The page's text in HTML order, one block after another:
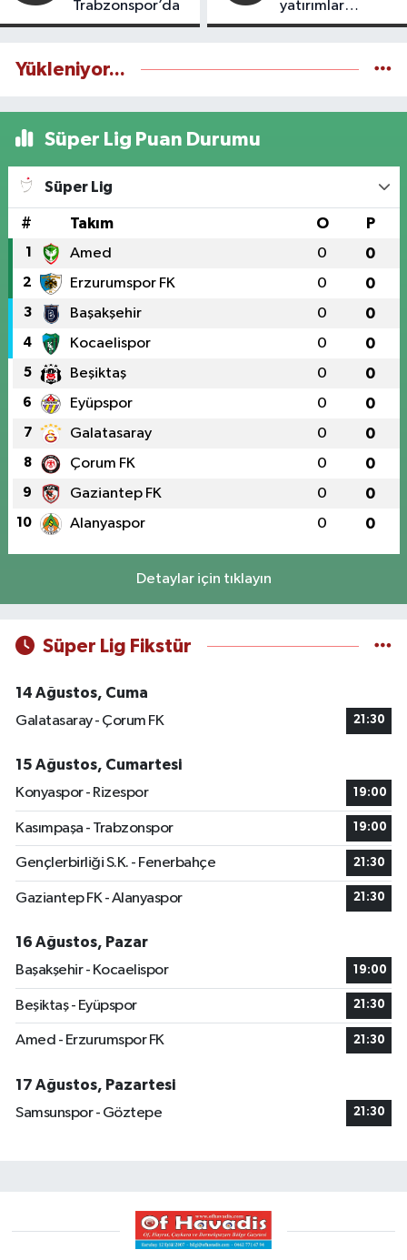
Trabzonspor’da
yatırımlar
yapılıyor
Yükleniyor...
Süper Lig Puan Durumu
Süper Lig
# Takım O P
1 Amed 0 0
2 Erzurumspor FK 0 0
3 Başakşehir 0 0
4 Kocaelispor 0 0
5 Beşiktaş 0 0
6 Eyüpspor 0 0
7 Galatasaray 0 0
8 Çorum FK 0 0
9 Gaziantep FK 0 0
10 Alanyaspor 0 0
Detaylar için tıklayın
Süper Lig Fikstür
14 Ağustos, Cuma
Galatasaray - Çorum FK
21:30
15 Ağustos, Cumartesi
Konyaspor - Rizespor
19:00
Kasımpaşa - Trabzonspor 19:00
Gençlerbirliği S.K. - Fenerbahçe 21:30
Gaziantep FK - Alanyaspor 21:30
16 Ağustos, Pazar
Başakşehir - Kocaelispor
19:00
Beşiktaş - Eyüpspor 21:30
Amed - Erzurumspor FK 21:30
17 Ağustos, Pazartesi
Samsunspor - Göztepe
21:30